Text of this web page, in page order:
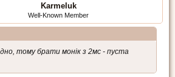
Karmeluk
Well-Known Member
тому брати монік з 2мс - пуста